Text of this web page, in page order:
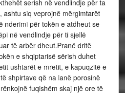
serish në vendlindje për ta
ashtu siq veprojnë mërgimtarët
nderimi për tokën e atdheut se
në vendlindje për ti sjellë
të arbër dheut.Pranë dritë
e shqiptarisë sërish duhet
ushtarët e mretit, e kapuqzitë e
shpirtave që na lanë porosinë
fuqishëm skaj një ore të